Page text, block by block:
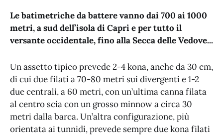
Le batimetriche da battere vanno dai 700 ai 1000
metri, a sud dell’isola di Capri e per tutto il
versante occidentale, fino alla Secca delle Vedove...
Un assetto tipico prevede 2-4 kona, anche da 30 cm,
di cui due filati a 70-80 metri sui divergenti e 1-2
due centrali, a 60 metri, con un’ultima canna filata
al centro scia con un grosso minnow a circa 30
metri dalla barca. Un’altra configurazione, più
orientata ai tunnidi, prevede sempre due kona filati